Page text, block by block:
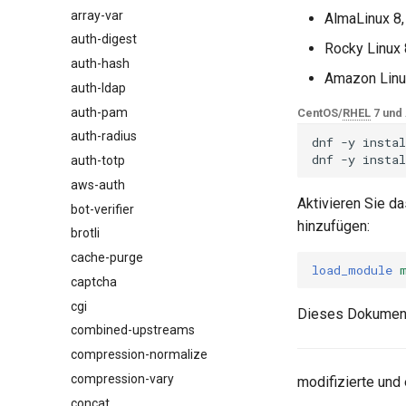
$browser_name
$browser_version
$device_brand
$device_json
$device_model
$device_type
$is_ai_crawler
$is_bot
$is_console
$is_desktop
$is_mobile
$is_tablet
$is_wearable
$os_family
$os_name
$os_version
array-var
auth-digest
auth-hash
auth-ldap
auth-pam
auth-radius
auth-totp
aws-auth
bot-verifier
brotli
cache-purge
captcha
cgi
combined-upstreams
compression-normalize
compression-vary
concat
AlmaLinux
Rocky Linux
Amazon
CentOS/RHEL 7
dnf -y
dnf -y
Aktivieren Sie
hinzufügen:
load_module
Dieses
modifizierte und